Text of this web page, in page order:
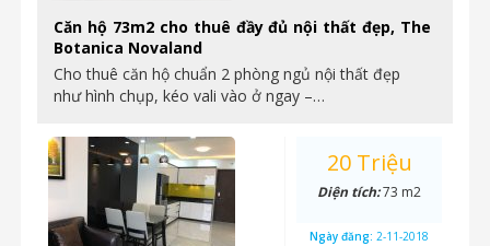
Căn hộ 73m2 cho thuê đầy đủ nội thất đẹp, The
Botanica Novaland
Cho thuê căn hộ chuẩn 2 phòng ngủ nội thất đẹp
như hình chụp, kéo vali vào ở ngay –…
20 Triệu
Diện tích:73 m2
Ngày đăng: 2-11-2018